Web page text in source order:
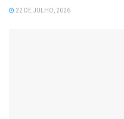
22 DE JULHO, 2026